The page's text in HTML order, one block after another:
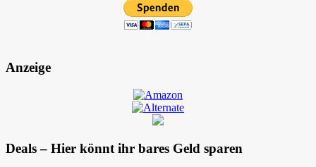
Anzeige
Deals – Hier könnt ihr bares Geld sparen